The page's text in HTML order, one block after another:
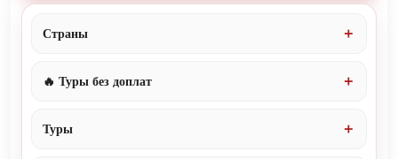
Страны
🔥 Туры без доплат
Туры